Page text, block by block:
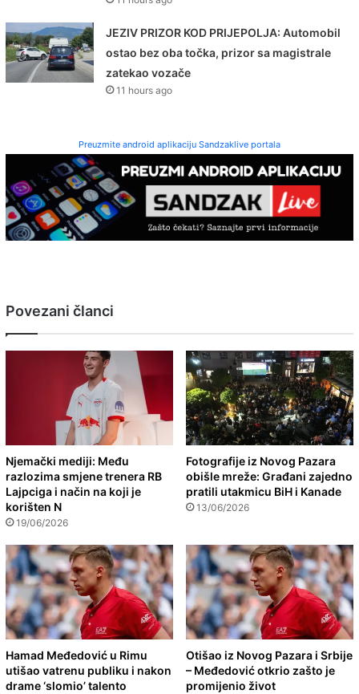
JEZIV PRIZOR KOD PRIJEPOLJA: Automobil
ostao bez oba točka, prizor sa magistrale
zatekao vozače
11 hours ago
Preuzmite android aplikaciju Sandzaklive portala
Povezani članci
Njemački mediji: Među
razlozima smjene trenera RB
Lajpciga i način na koji je
korišten N
19/06/2026
Fotografije iz Novog Pazara
obišle mreže: Građani zajedno
pratili utakmicu BiH i Kanade
13/06/2026
Hamad Međedović u Rimu
utišao vatrenu publiku i nakon
drame ‘slomio’ talento
Otišao iz Novog Pazara i Srbije
– Međedović otkrio zašto je
promijenio život